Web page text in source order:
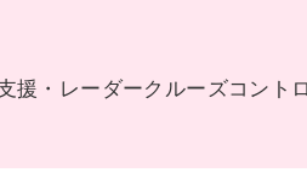
・レーダークルーズコント